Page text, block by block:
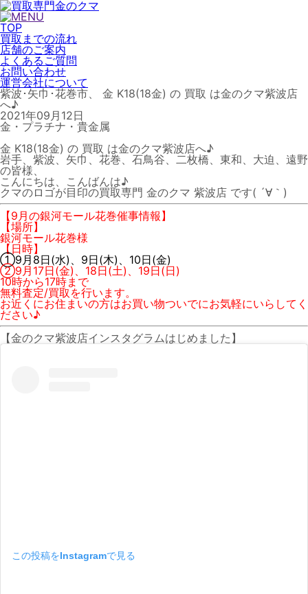
TOP
買取までの流れ
店舗のご案内
よくあるご質問
お問い合わせ
運営会社について
紫波･矢巾･花巻市、 金 K18(18金) の 買取 は金のクマ紫波店
へ♪
2021年09月12日
金・プラチナ・貴金属
金 K18(18金) の 買取 は金のクマ紫波店へ♪
岩手、紫波、矢巾、花巻、石鳥谷、二枚橋、東和、大迫、遠野
の皆様、
こんにちは、こんばんは♪
クマのロゴが目印の買取専門 金のクマ 紫波店 です( ´∀｀)
【9月の銀河モール花巻催事情報】
【場所】
銀河モール花巻様
【日時】
①9月8日(水)、9日(木)、10日(金)
②9月17日(金)、18日(土)、19日(日)
10時から17時まで
無料査定/買取を行います。
お近くにお住まいの方はお買い物ついでにお気軽にいらしてく
ださい♪
【金のクマ紫波店インスタグラムはじめました】
この投稿をInstagramで見る